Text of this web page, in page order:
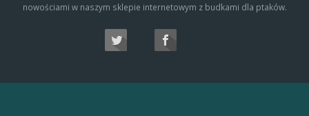
nowościami w naszym sklepie internetowym z budkami dla ptaków.